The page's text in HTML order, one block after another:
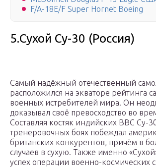
F/A-18E/F Super Hornet Boeing
5.Сухой Су-30 (Россия)
Самый надёжный отечественный
расположился на экваторе рейтинга
военных истребителей мира. Он
доказывал своё превосходство во
Составляя костяк индийских ВВС Су-
тренеровочных боях побеждал
британских конкурентов, причём в
случаев в сухую. Также именно
успех операции военно-космических